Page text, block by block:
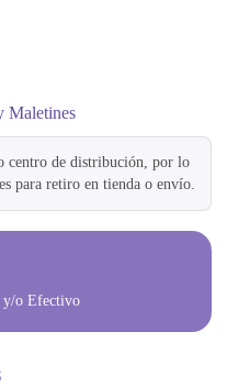
Maletines
centro de distribución, por lo
para retiro en tienda o envío.
y/o Efectivo